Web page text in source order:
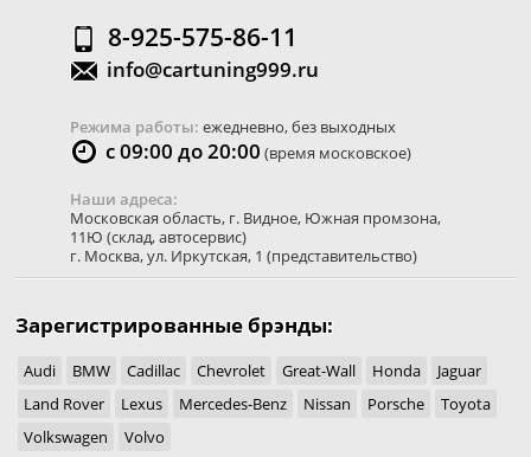
8-925-575-86-11
info@cartuning999.ru
Режима работы: ежедневно, без выходных
с 09:00 до 20:00 (время московское)
Наши адреса:
Московская область, г. Видное, Южная промзона,
11Ю (склад, автосервис)
г. Москва,ул. Иркутская, 1 (представительство)
Зарегистрированные брэнды:
Audi BMW Cadillac Chevrolet Great-Wall Honda
Jaguar
Land Rover
Lexus Mercedes-Benz Nissan Porsche
Toyota
Volkswagen
Volvo